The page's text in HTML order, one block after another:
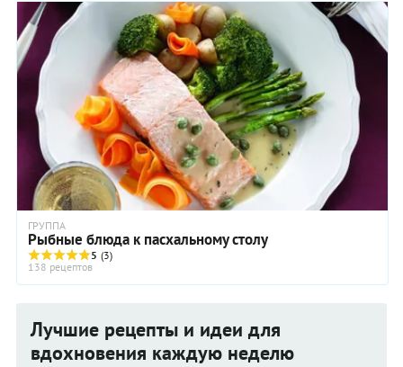
ГРУППА
Рыбные блюда к пасхальному столу
5 (3)
138 рецептов
Лучшие рецепты и идеи для
вдохновения каждую неделю